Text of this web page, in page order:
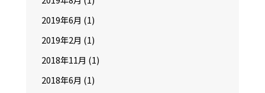
2019年6月 (1)
2019年2月 (1)
2018年11月 (1)
2018年6月 (1)